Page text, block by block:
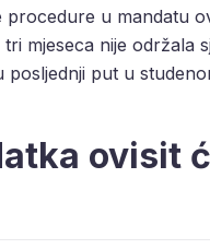
u mandatu
mjeseca nije održala
put u
ovisit